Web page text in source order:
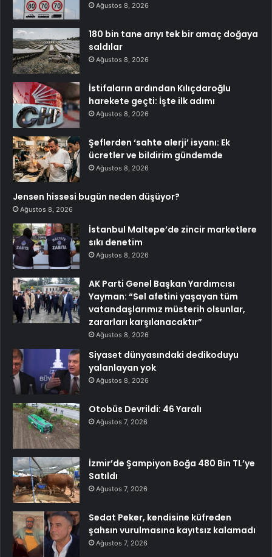
Ağustos 8, 2026
180 bin tane arıyı tek bir amaç doğaya
saldılar
Ağustos 8, 2026
İstifaların ardından Kılıçdaroğlu
harekete geçti: İşte ilk adımı
Ağustos 8, 2026
Şeflerden ‘sahte alerji’ isyanı: Ek
ücretler ve bildirim gündemde
Ağustos 8, 2026
Jensen hissesi bugün neden düşüyor?
Ağustos 8, 2026
İstanbul Maltepe’de zincir marketlere
sıkı denetim
Ağustos 8, 2026
AK Parti Genel Başkan Yardımcısı
Yayman: “Sel afetini yaşayan tüm
vatandaşlarımız müsterih olsunlar,
zararları karşılanacaktır”
Ağustos 8, 2026
Siyaset dünyasındaki dedikoduyu
yalanlayan yok
Ağustos 8, 2026
Otobüs Devrildi: 46 Yaralı
Ağustos 7, 2026
İzmir’de Şampiyon Boğa 480 Bin TL’ye
Satıldı
Ağustos 7, 2026
Sedat Peker, kendisine küfreden
şahsın vurulmasına kayıtsız kalamadı
Ağustos 7, 2026